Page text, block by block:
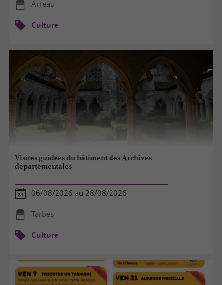
Arreau
Culture
Visites guidées du bâtiment des Archives
départementales
06/08/2026 au 28/08/2026
Tarbes
Culture